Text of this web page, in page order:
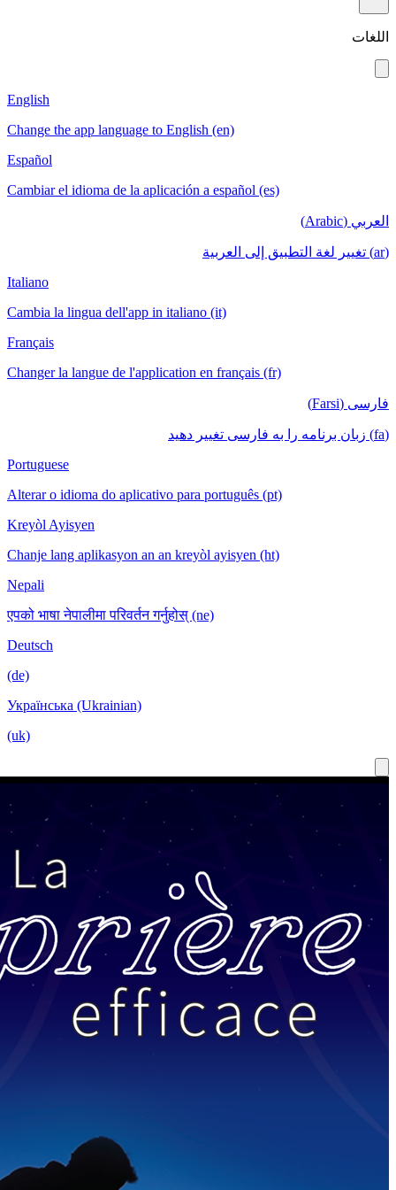
Change the app language to English (en)
Cambiar el idioma de la aplicación a español (es)
Cambia la lingua dell'app in italiano (it)
Changer la langue de l'application en français (fr)
Portuguese
Alterar o idioma do aplicativo para português (pt)
Kreyòl Ayisyen
Chanje lang aplikasyon an an kreyòl ayisyen (ht)
एपको भाषा नेपालीमा परिवर्तन गर्नुहोस् (ne)
Українська (Ukrainian)